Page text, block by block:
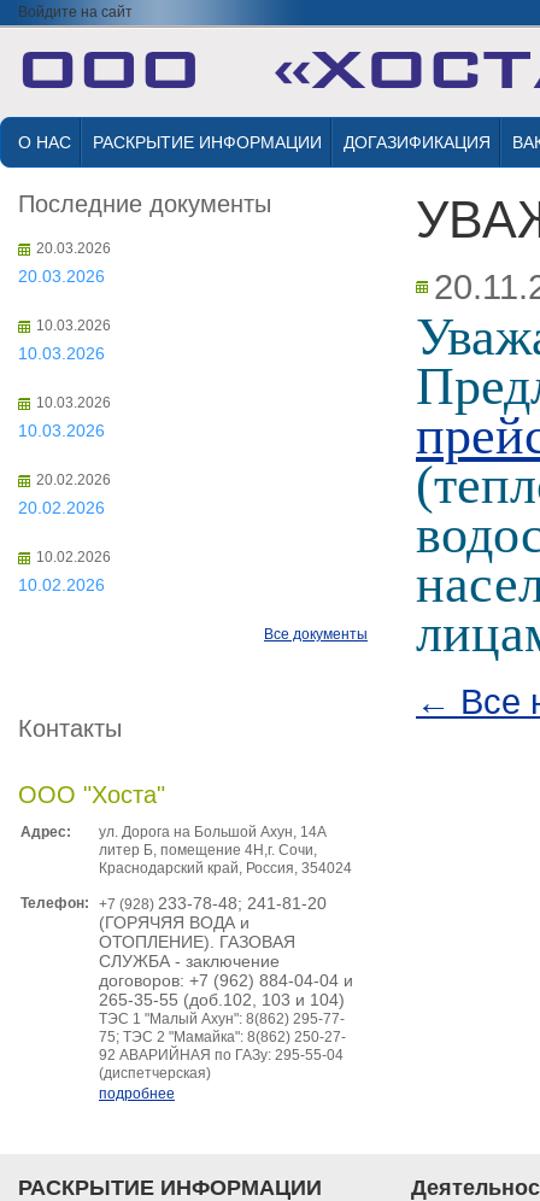
Войдите на сайт
О НАС РАСКРЫТИЕ ИНФОРМАЦИИ ДОГАЗИФИКАЦИЯ
Последние документы
20.03.2026
20.03.2026
10.03.2026
10.03.2026
10.03.2026
10.03.2026
20.02.2026
20.02.2026
10.02.2026
10.02.2026
Все документы
Контакты
ООО "Хоста"
Адрес:
ул. Дорога на Большой Ахун, 14А
литер Б, помещение 4Н,г. Сочи,
Краснодарский край, Россия, 354024
Телефон: +7 (928) 233-78-48; 241-81-20
(ГОРЯЧЯЯ ВОДА и
ОТОПЛЕНИЕ). ГАЗОВАЯ
СЛУЖБА - заключение
договоров: +7 (962) 884-04-04 и
265-35-55 (доб.102, 103 и 104)
ТЭС 1 "Малый Ахун": 8(862) 295-77-
75; ТЭС 2 "Мамайка": 8(862) 250-27-
92 АВАРИЙНАЯ по ГАЗу: 295-55-04
(диспетчерская)
подробнее
← Все
РАСКРЫТИЕ ИНФОРМАЦИИ